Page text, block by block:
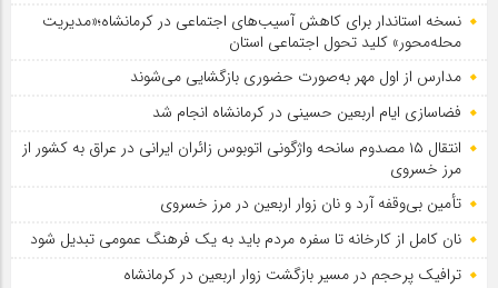
نسخه استاندار برای کاهش آسیب‌های اجتماعی در کرمانشاه؛«مدیریت
محله‌محور» کلید تحول اجتماعی استان
مدارس از اول مهر به‌صورت حضوری بازگشایی می‌شوند
فضاسازی ایام اربعین حسینی در کرمانشاه انجام شد
انتقال ۱۵ مصدوم سانحه واژگونی اتوبوس زائران ایرانی در عراق به کشور از
مرز خسروی
تأمین بی‌وقفه آرد و نان زوار اربعین در مرز خسروی
نان کامل از کارخانه تا سفره مردم باید به یک فرهنگ عمومی تبدیل شود
ترافیک پرحجم در مسیر بازگشت زوار اربعین در کرمانشاه